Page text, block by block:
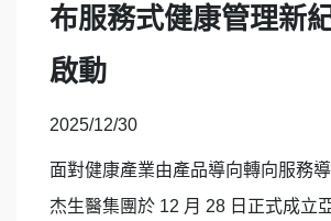
布服務式健康管理新
啟動
2025/12/30
面對健康產業由產品導向轉向服務
杰生醫集團於 12 月 28 日正式成立